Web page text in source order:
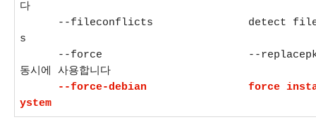
다
--fileconflicts detect file
s
--force --replacepkgs 와 --
동시에 사용합니다
--force-debian force
ystem